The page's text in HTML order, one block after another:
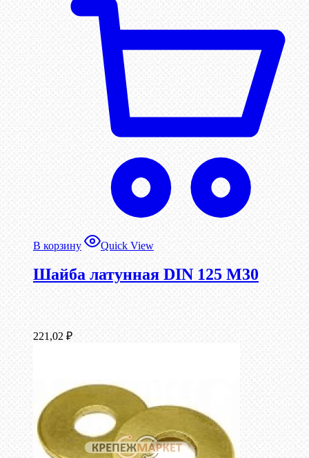
В корзину Quick View
Шайба латунная DIN 125 М30
221,02 ₽